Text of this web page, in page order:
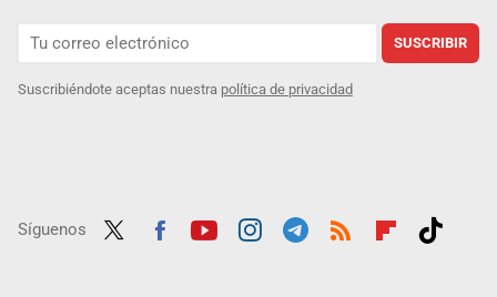
SUSCRIBIR
Suscribiéndote aceptas nuestra política de privacidad
Síguenos